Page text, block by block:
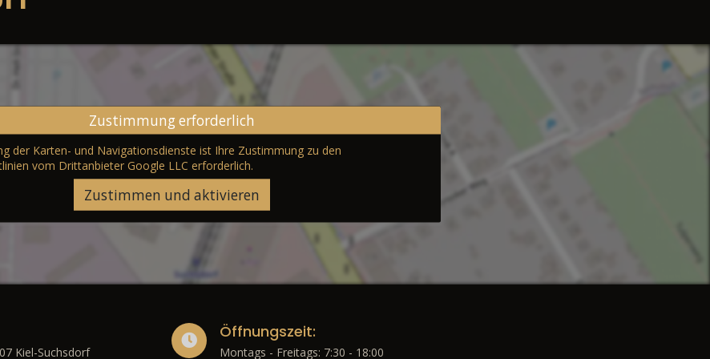
Zustimmung erforderlich
der Karten- und Navigationsdienste ist Ihre Zustimmung zu den
vom Drittanbieter Google LLC erforderlich.
Zustimmen und aktivieren
Kiel-Suchsdorf
Öffnungszeit:
Montags - Freitags: 7:30 - 18:00